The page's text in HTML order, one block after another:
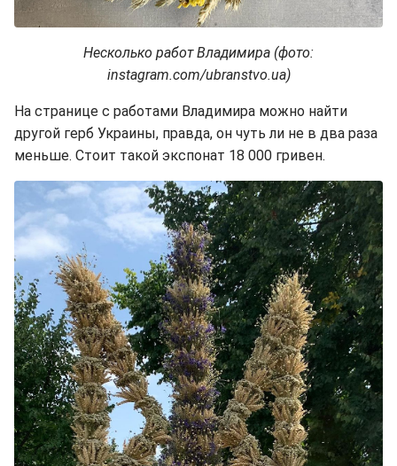
Несколько работ Владимира (фото:
instagram.com/ubranstvo.ua)
На странице с работами Владимира можно найти
другой герб Украины, правда, он чуть ли не в два раза
меньше. Стоит такой экспонат 18 000 гривен.